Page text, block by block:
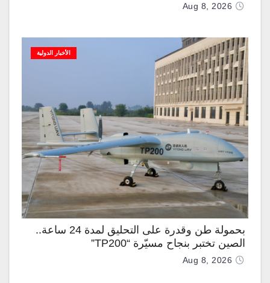
Aug 8, 2026
الأخبار الدولية
بحمولة طن وقدرة على التحليق لمدة 24 ساعة..
الصين تختبر بنجاح مسيّرة “TP200”
Aug 8, 2026